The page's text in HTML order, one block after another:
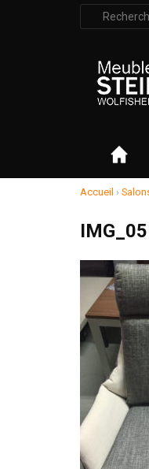
Rechercher
:
Accueil ›